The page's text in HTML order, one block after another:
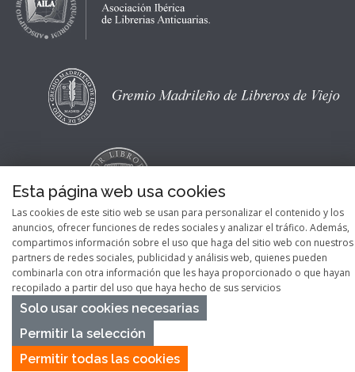
Copyright © 2026
Esta página web usa cookies
Las cookies de este sitio web se usan para personalizar el contenido y los
anuncios, ofrecer funciones de redes sociales y analizar el tráfico. Además,
compartimos información sobre el uso que haga del sitio web con nuestros
partners de redes sociales, publicidad y análisis web, quienes pueden
combinarla con otra información que les haya proporcionado o que hayan
recopilado a partir del uso que haya hecho de sus servicios
Solo usar cookies necesarias
Permitir la selección
Permitir todas las cookies